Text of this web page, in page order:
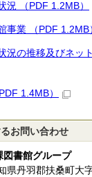
況 （PDF 1.2MB）
事業 （PDF 1.2MB
況の推移及びネッ
1.4MB）
お問い合わせ
図書館グループ
丹羽郡扶桑町大